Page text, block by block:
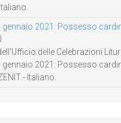
gennaio 2021: Possesso
delle Celebrazioni
gennaio 2021: Possesso
- Italiano.